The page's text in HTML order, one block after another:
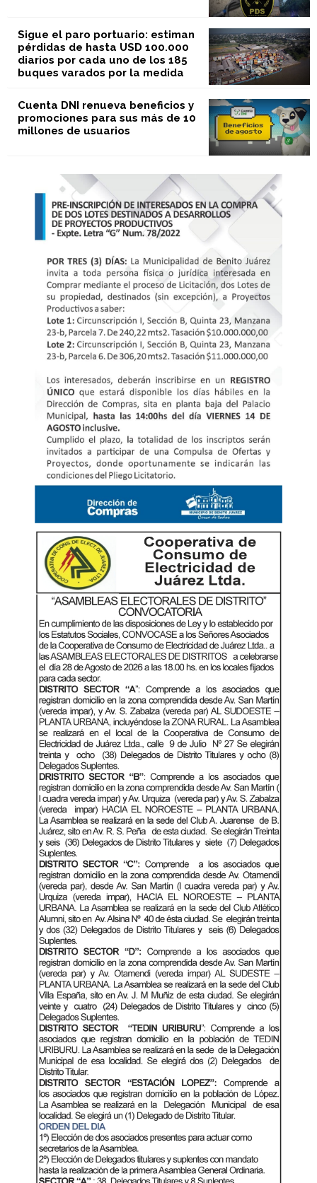
Sigue el paro portuario: estiman
pérdidas de hasta USD 100.000
diarios por cada uno de los 185
buques varados por la medida
Cuenta DNI renueva beneficios y
promociones para sus más de 10
millones de usuarios